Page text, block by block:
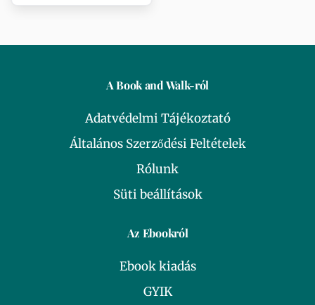
A Book and Walk-ról
Adatvédelmi Tájékoztató
Általános Szerződési Feltételek
Rólunk
Süti beállítások
Az Ebookról
Ebook kiadás
GYIK